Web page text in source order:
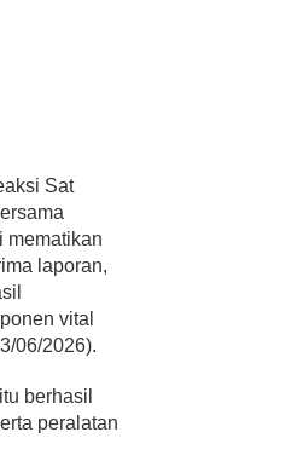
Sat
mematikan
laporan,
vital
06/2026).
berhasil
peralatan